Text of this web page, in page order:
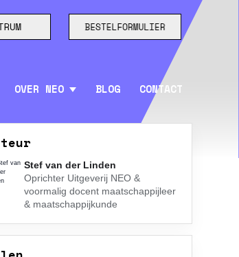
OVER NEO BLOG CONTACT
Stef van der Linden
Oprichter Uitgeverij NEO &
voormalig docent maatschappijleer
& maatschappijkunde